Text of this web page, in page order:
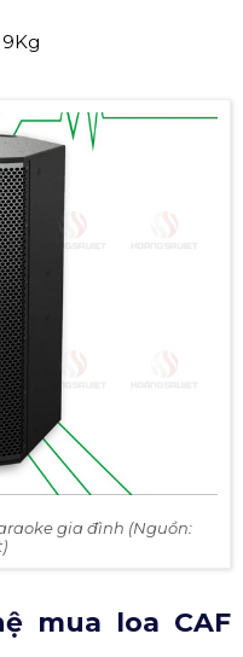
gia đình (Nguồn:
mua loa CAF